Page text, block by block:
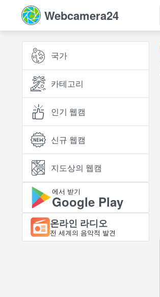
Webcamera24
국가
카테고리
인기 웹캠
신규 웹캠
지도상의 웹캠
에서 받기
Google Play
온라인 라디오
전 세계의 음악적 발견